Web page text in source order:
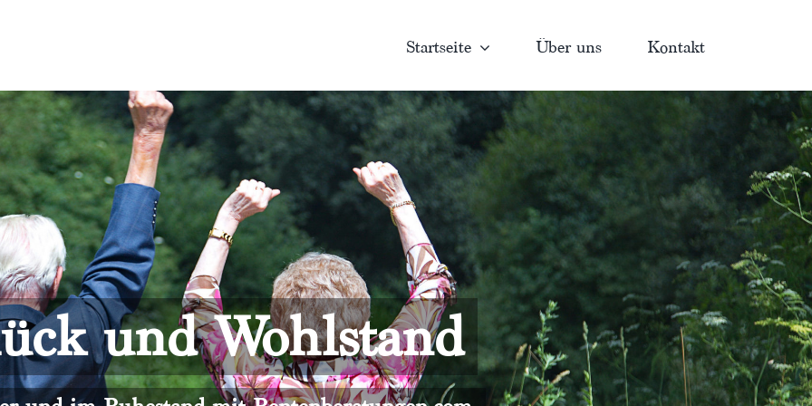
Startseite Über uns Kontakt
und Wohlstand